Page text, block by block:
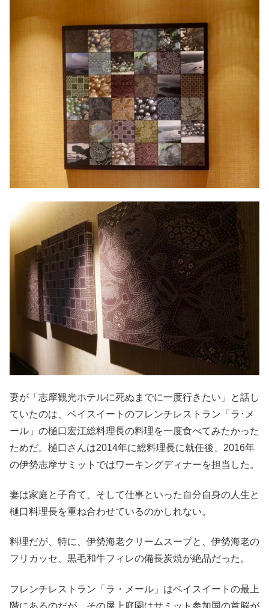
妻が「志摩観光ホテルに死ぬまでに一度行きたい」と話し
ていたのは、ベイスイートのフレンチレストラン「ラ･メ
ール」の樋口宏江総料理長の料理を一度食べてみたかった
ためだ。樋口さんは2014年に総料理長に就任後、2016年
の伊勢志摩サミットではワーキングディナーを担当した。
妻は家庭と子育て、そして仕事といった自分自身の人生と
樋口料理長を重ね合わせているのかしれない。
料理だが、特に、伊勢海老クリームスープと、伊勢海老の
フリカッセ、黒毛和牛フィレの備長炭焼が絶品だった。
フレンチレストラン「ラ・メール」はベイスイートの最上
階にあるのだが、その屋上庭園はサミット参加国の首脳が